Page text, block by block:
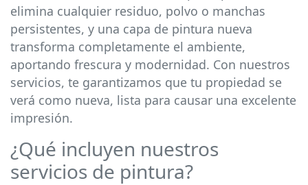
elimina cualquier residuo, polvo o manchas
persistentes, y una capa de pintura nueva
transforma completamente el ambiente,
aportando frescura y modernidad. Con nuestros
servicios, te garantizamos que tu propiedad se
verá como nueva, lista para causar una excelente
impresión.
¿Qué incluyen nuestros
servicios de pintura?